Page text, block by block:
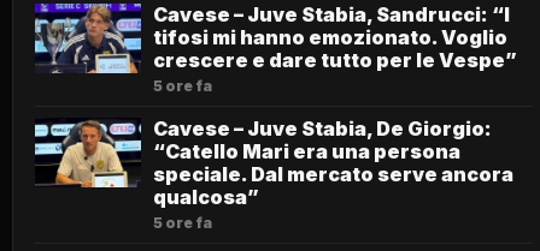
Cavese – Juve Stabia, Sandrucci: “I
tifosi mi hanno emozionato. Voglio
crescere e dare tutto per le Vespe”
5 ore fa
Cavese – Juve Stabia, De Giorgio:
“Catello Mari era una persona
speciale. Dal mercato serve ancora
qualcosa”
5 ore fa